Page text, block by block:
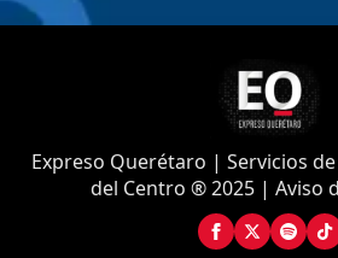
Expreso Querétaro | Servicios
del Centro ® 2025 | Aviso